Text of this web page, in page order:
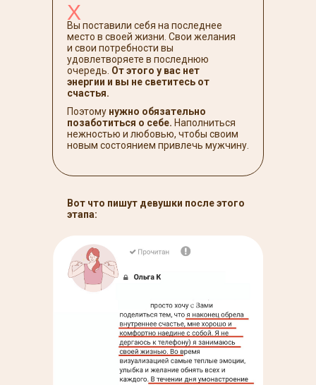
Х
Вот что пишут девушки после этого
этапа:
Поэтому нужно обязательно
позаботиться о себе. Наполниться
нежностью и любовью, чтобы своим
новым состоянием привлечь мужчину.
Вы поставили себя на последнее
место в своей жизни. Свои желания
и свои потребности вы
удовлетворяете в последнюю
очередь. От этого у вас нет
энергии и вы не светитесь от
счастья.